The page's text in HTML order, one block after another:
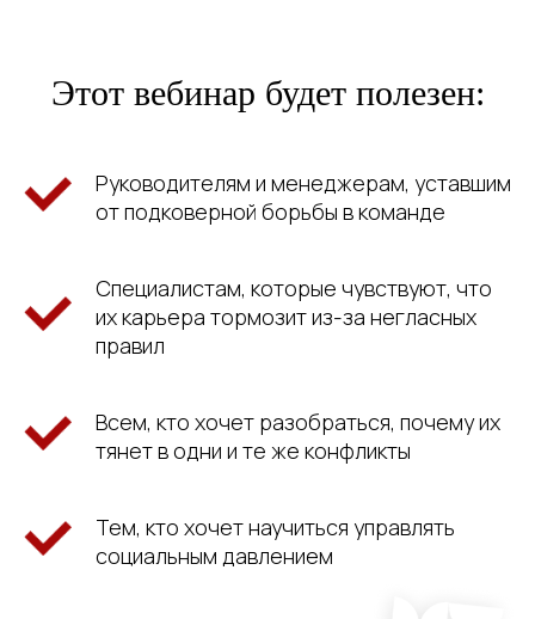
Этот вебинар будет полезен:
Руководителям и менеджерам, уставшим
от подковерной борьбы в команде
Специалистам, которые чувствуют, что
их карьера тормозит из-за негласных
правил
Всем, кто хочет разобраться, почему их
тянет в одни и те же конфликты
Тем, кто хочет научиться управлять
социальным давлением
понимание стайных